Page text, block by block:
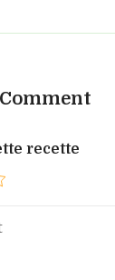
recette